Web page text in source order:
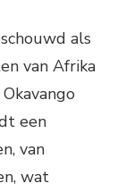
als
van Afrika
een
van
wat